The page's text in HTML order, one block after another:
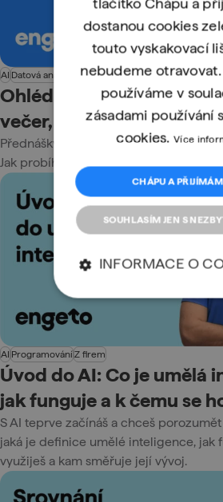
AI Datová analýza NovinkyZ firem
Ohlédnutí za Talk & Grow:
večer, osm řečníků,
Přednášky z praxe, AI tipy, networking
Jak probíhal meetup Talk & Grow v
AI ProgramováníZ firem
Úvod do AI: Co je umělá
jak funguje a k čemu se
S AI teprve začínáš a chceš
jaká je definice umělé inteligence, jak
využiješ a kam směřuje její vývoj.
dostanou cookies
touto vyskakovací
nebudeme
používáme v
zásadami používání
cookies.Více
CHÁPU A
SOUHLASÍM JEN S
INFORMACE O